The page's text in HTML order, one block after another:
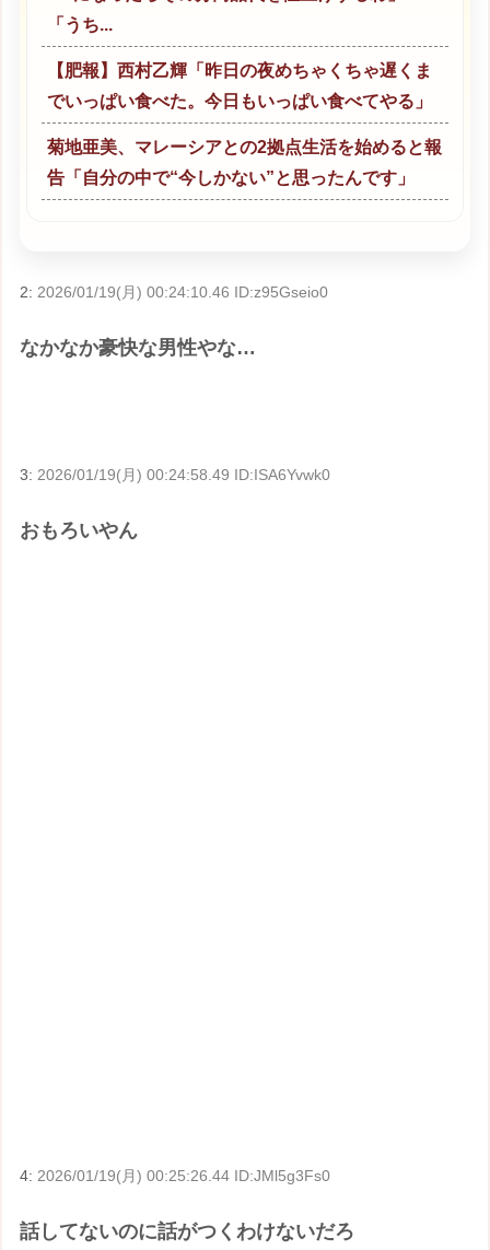
「うち...
【肥報】西村乙輝「昨日の夜めちゃくちゃ遅くま
でいっぱい食べた。今日もいっぱい食べてやる」
菊地亜美、マレーシアとの2拠点生活を始めると報
告「自分の中で“今しかない”と思ったんです」
2: 2026/01/19(月) 00:24:10.46 ID:z95Gseio0
なかなか豪快な男性やな…
3:2026/01/19(月) 00:24:58.49 ID:ISA6Yvwk0
おもろいやん
4: 2026/01/19(月) 00:25:26.44 ID:JMl5g3Fs0
話してないのに話がつくわけないだろ